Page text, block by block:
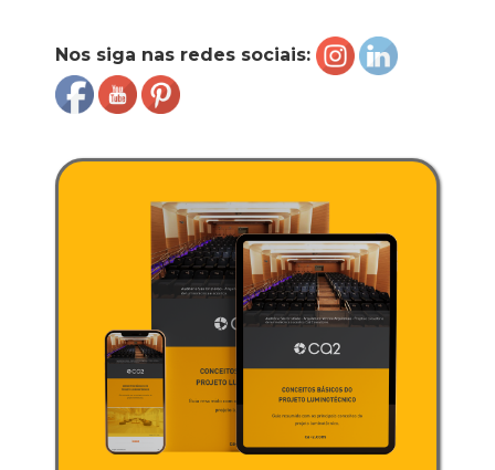
Nos siga nas redes sociais: